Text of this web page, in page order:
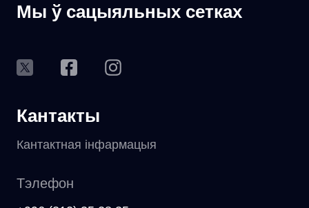
Мы ў сацыяльных сетках
Кантакты
Кантактная інфармацыя
Тэлефон